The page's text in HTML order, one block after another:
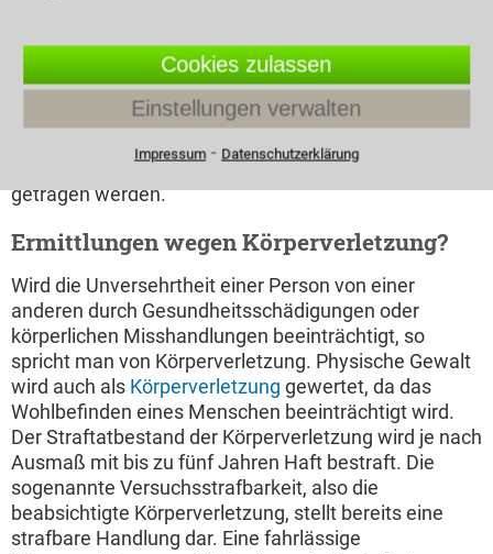
rechnen. Des weiteren folgt ein Strafverfahren wegen
eines Verstoßes gegen das BtMG. Auch ist der Entzug
der Fahrerlaubnis zu erwarten. Eine weitere, häufige
Maßnahme ist die medizinisch-psychologische
Untersuchung kurz MPU. Diese ist mit hohen Kosten
verbunden und muss vom Verkehrssünder selbst
getragen werden.
Ermittlungen wegen Körperverletzung?
Wird die Unversehrtheit einer Person von einer
anderen durch Gesundheitsschädigungen oder
körperlichen Misshandlungen beeinträchtigt, so
spricht man von Körperverletzung. Physische Gewalt
wird auch als Körperverletzung gewertet, da das
Wohlbefinden eines Menschen beeinträchtigt wird.
Der Straftatbestand der Körperverletzung wird je nach
Ausmaß mit bis zu fünf Jahren Haft bestraft. Die
sogenannte Versuchsstrafbarkeit, also die
beabsichtigte Körperverletzung, stellt bereits eine
strafbare Handlung dar. Eine fahrlässige
Cookies zulassen
Einstellungen verwalten
Impressum⁃ Datenschutzerklärung